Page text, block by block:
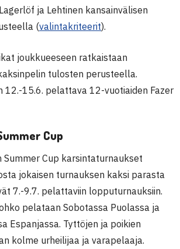
ja Lehtinen kansainvälisen
(valintakriteerit).
joukkueeseen ratkaistaan
tulosten perusteella.
12.-15.6. pelattava 12-vuotiaiden Fazer
Cup
Cup karsintaturnaukset
jokaisen turnauksen kaksi parasta
7.-9.7. pelattaviin lopputurnauksiin.
pelataan Sobotassa Puolassa ja
Espanjassa. Tyttöjen ja poikien
kolme urheilijaa ja varapelaaja.